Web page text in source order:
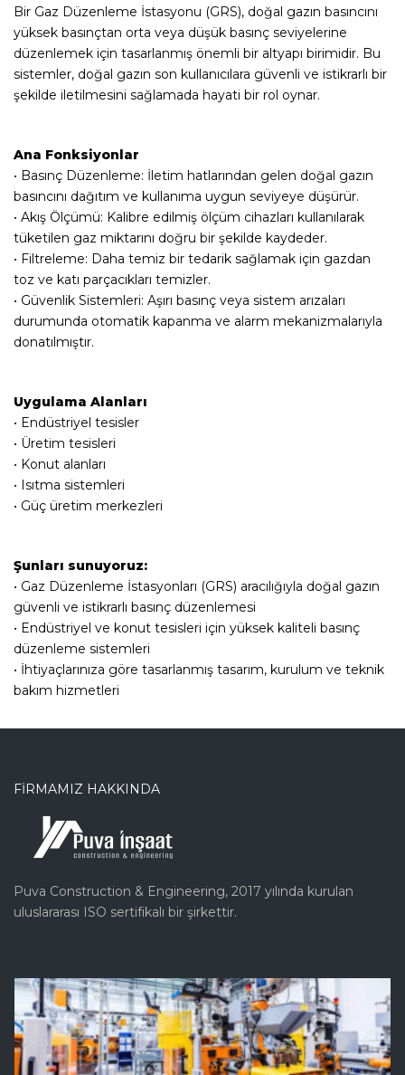
Bir Gaz Düzenleme İstasyonu (GRS), doğal gazın basıncını
yüksek basınçtan orta veya düşük basınç seviyelerine
düzenlemek için tasarlanmış önemli bir altyapı birimidir. Bu
sistemler, doğal gazın son kullanıcılara güvenli ve istikrarlı bir
şekilde iletilmesini sağlamada hayati bir rol oynar.
Ana Fonksiyonlar
• Basınç Düzenleme: İletim hatlarından gelen doğal gazın
basıncını dağıtım ve kullanıma uygun seviyeye düşürür.
• Akış Ölçümü: Kalibre edilmiş ölçüm cihazları kullanılarak
tüketilen gaz miktarını doğru bir şekilde kaydeder.
• Filtreleme: Daha temiz bir tedarik sağlamak için gazdan
toz ve katı parçacıkları temizler.
• Güvenlik Sistemleri: Aşırı basınç veya sistem arızaları
durumunda otomatik kapanma ve alarm mekanizmalarıyla
donatılmıştır.
Uygulama Alanları
• Endüstriyel tesisler
• Üretim tesisleri
• Konut alanları
• Isıtma sistemleri
• Güç üretim merkezleri
Şunları sunuyoruz:
• Gaz Düzenleme İstasyonları (GRS) aracılığıyla doğal gazın
güvenli ve istikrarlı basınç düzenlemesi
• Endüstriyel ve konut tesisleri için yüksek kaliteli basınç
düzenleme sistemleri
• İhtiyaçlarınıza göre tasarlanmış tasarım, kurulum ve teknik
bakım hizmetleri
FİRMAMIZ HAKKINDA
Puva Construction & Engineering, 2017 yılında kurulan
uluslararası ISO sertifikalı bir şirkettir.